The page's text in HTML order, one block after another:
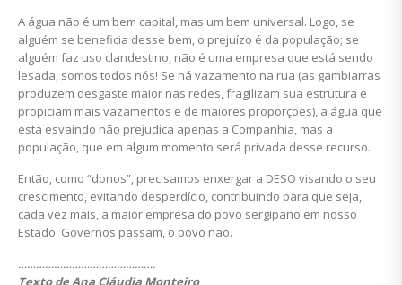
A água não é um bem capital, mas um bem universal. Logo, se
alguém se beneficia desse bem, o prejuízo é da população; se
alguém faz uso clandestino, não é uma empresa que está sendo
lesada, somos todos nós! Se há vazamento na rua (as gambiarras
produzem desgaste maior nas redes, fragilizam sua estrutura e
propiciam mais vazamentos e de maiores proporções), a água que
está esvaindo não prejudica apenas a Companhia, mas a
população, que em algum momento será privada desse recurso.
Então, como “donos”, precisamos enxergar a DESO visando o seu
crescimento, evitando desperdício, contribuindo para que seja,
cada vez mais, a maior empresa do povo sergipano em nosso
Estado. Governos passam, o povo não.
……………………………………….
Texto de Ana Cláudia Monteiro